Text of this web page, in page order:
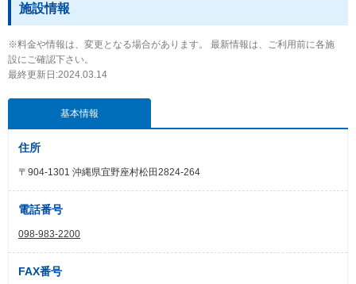
施設情報
※料金や情報は、変更となる場合があります。 最新情報は、ご利用前に各施
設にご確認下さい。
最終更新日:2024.03.14
基本情報
住所
〒904-1301 沖縄県宜野座村松田2824-264
電話番号
098-983-2200
FAX番号